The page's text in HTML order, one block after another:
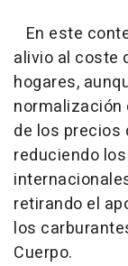
En este
alivio al coste
hogares,
de los precios
reduciendo
retirando el
los
Cuerpo.